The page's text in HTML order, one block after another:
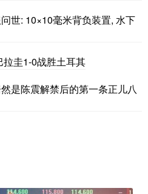
世: 10×10毫米背负装置, 水下
圭1-0战胜土耳其
是陈震解禁后的第一条正儿八